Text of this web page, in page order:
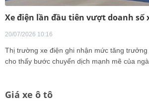
Xe điện lần đầu tiên vượt doanh số
20/07/2026 10:16
Thị trường xe điện ghi nhận mức tăng trưởng
cho thấy bước chuyển dịch mạnh mẽ của
Giá xe ô tô